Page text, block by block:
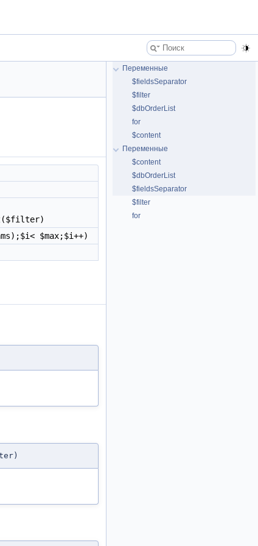
$max;$i++)
Переменные
$fieldsSeparator
$filter
$dbOrderList
for
$content
Переменные
$content
$dbOrderList
$fieldsSeparator
$filter
for